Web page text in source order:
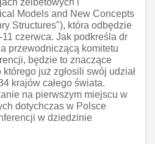
żelbetowych i
Models and New Concepts
Structures"), która odbędzie
czerwca. Jak podkreśla dr
przewodniczącą komitetu
będzie to znaczące
już zgłosili swój udział
krajów całego świata.
na pierwszym miejscu w
dotychczas w Polsce
w dziedzinie